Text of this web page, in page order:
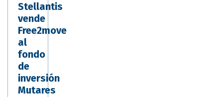
Stellantis
vende
Free2move
al
fondo
de
inversión
Mutares